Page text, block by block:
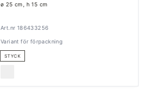
ø 25 cm, h 15 cm
Art.nr 186433256
Variant för förpackning
STYCK